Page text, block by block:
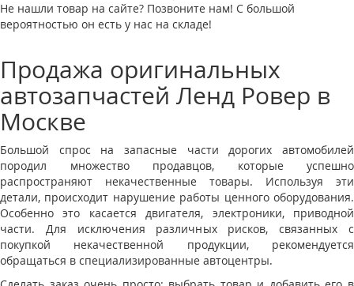
Не нашли товар на сайте? Позвоните нам! С большой
вероятностью он есть у нас на складе!
Продажа оригинальных
автозапчастей Ленд Ровер в
Москве
Большой спрос на запасные части дорогих автомобилей
породил множество продавцов, которые успешно
распространяют некачественные товары. Используя эти
детали, происходит нарушение работы ценного оборудования.
Особенно это касается двигателя, электроники, приводной
части. Для исключения различных рисков, связанных с
покупкой некачественной продукции, рекомендуется
обращаться в специализированные автоцентры.